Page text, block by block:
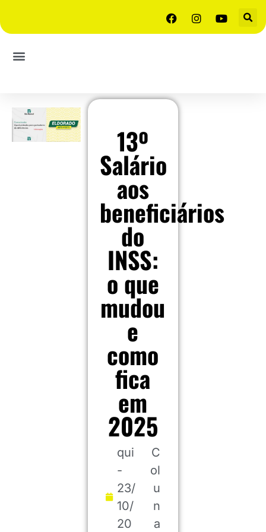
13º
Salário
aos
beneficiários
do
INSS:
o que
mudou
e
como
fica
em
2025
qui
-
23/
10/
20
C
ol
u
n
a